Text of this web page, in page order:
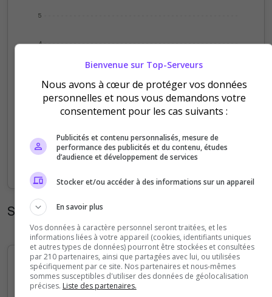
0
4
5
Statistiques horaires
5
Bienvenue sur Top-Serveurs
Nous avons à cœur de protéger vos données
personnelles et nous vous demandons votre
consentement pour les cas suivants :
Publicités et contenu personnalisés, mesure de
performance des publicités et du contenu, études
d’audience et développement de services
Stocker et/ou accéder à des informations sur un appareil
En savoir plus
Vos données à caractère personnel seront traitées, et les
informations liées à votre appareil (cookies, identifiants uniques
et autres types de données) pourront être stockées et consultées
par 210 partenaires, ainsi que partagées avec lui, ou utilisées
spécifiquement par ce site. Nos partenaires et nous-mêmes
sommes susceptibles d'utiliser des données de géolocalisation
précises. Liste des partenaires.